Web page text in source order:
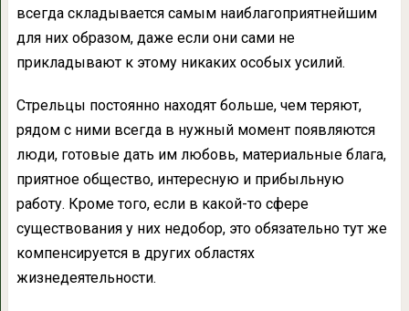
всегда складывается самым наиблагоприятнейшим
для них образом, даже если они сами не
прикладывают к этому никаких особых усилий.
Стрельцы постоянно находят больше, чем теряют,
рядом с ними всегда в нужный момент появляются
люди, готовые дать им любовь, материальные блага,
приятное общество, интересную и прибыльную
работу. Кроме того, если в какой-то сфере
существования у них недобор, это обязательно тут же
компенсируется в других областях
жизнедеятельности.